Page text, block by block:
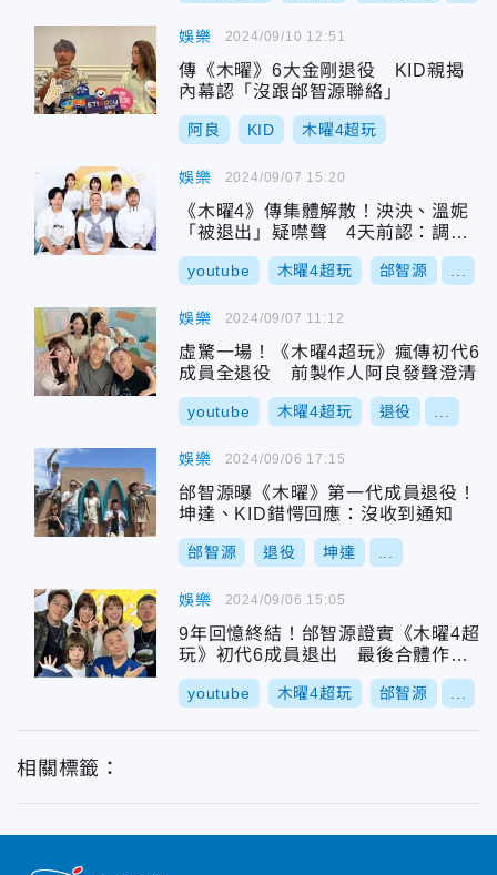
娛樂
傳《木曜》6大金剛退役 KID親揭
內幕認「沒跟邰智源聯絡」
阿良 KID 木曜4超玩
2024/09/10 12:51
娛樂
《木曜4》傳集體解散！泱泱、溫妮
「被退出」疑噤聲 4天前認：調整
工作狀態
youtube 木曜4超玩 邰智源
2024/09/07 15:20
娛樂
虛驚一場！《木曜4超玩》瘋傳初代6
成員全退役 前製作人阿良發聲澄清
youtube 木曜4超玩 退役
2024/09/07 11:12
娛樂
邰智源曝《木曜》第一代成員退役！
坤達、KID錯愕回應：沒收到通知
邰智源 退役 坤達
2024/09/06 17:15
娛樂
9年回憶終結！邰智源證實《木曜4超
玩》初代6成員退出 最後合體作品
曝光
youtube 木曜4超玩 邰智源
2024/09/06 15:05
相關標籤：